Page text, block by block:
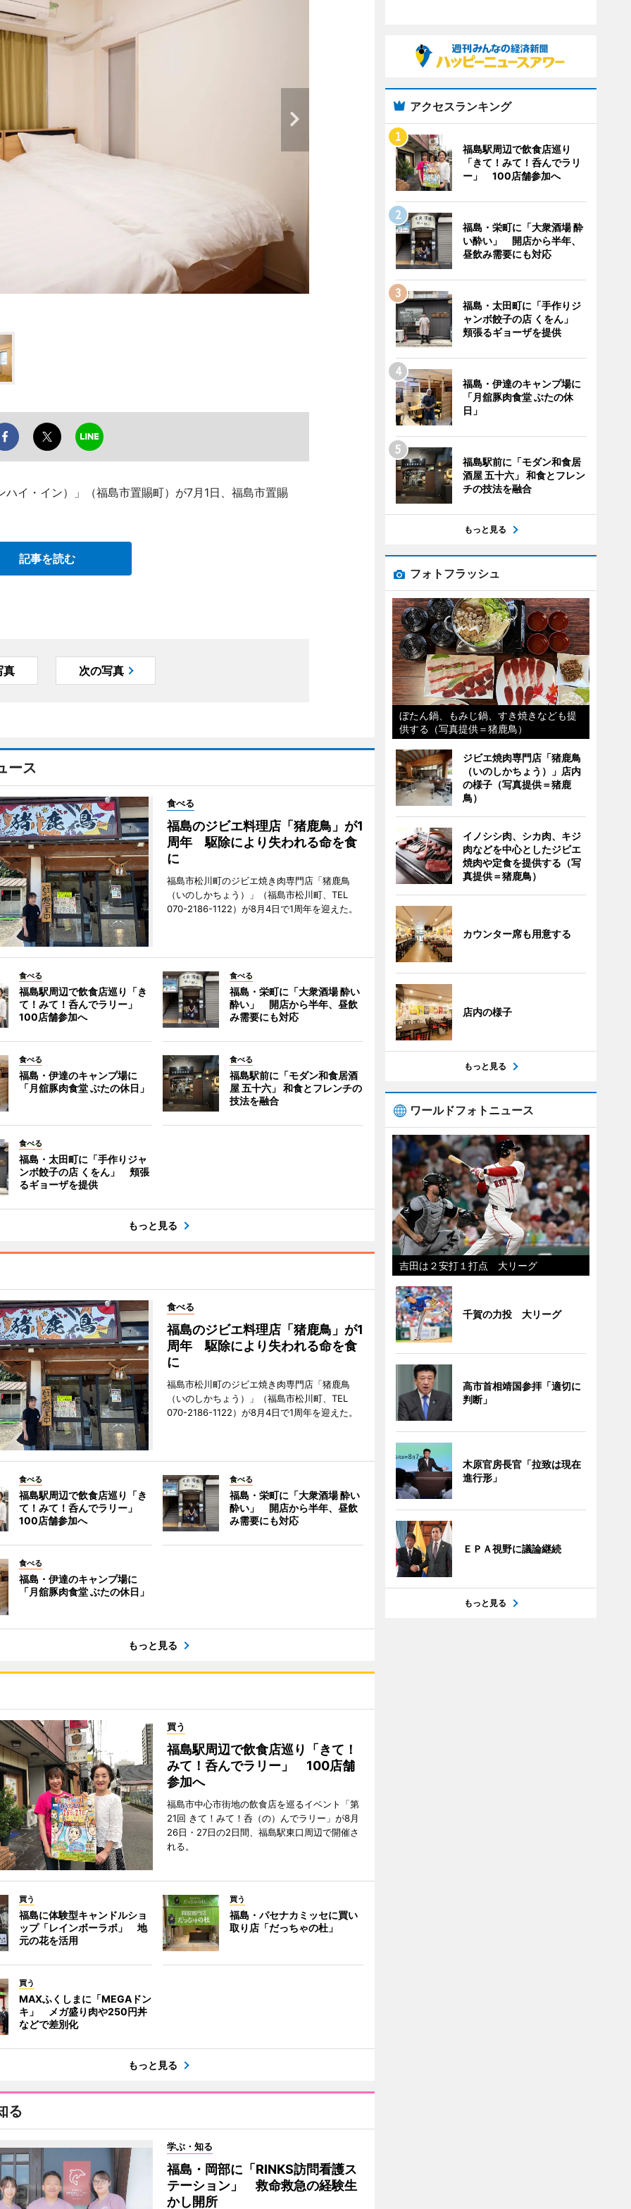
イ・イン）」（福島市置賜町）が7月1日、福島市置賜
記事を読む
真 次の写真
ース
食べる
福島のジビエ料理店「猪鹿鳥」が1
周年 駆除により失われる命を食
に
福島市松川町のジビエ焼き肉専門店「猪鹿鳥
（いのしかちょう）」（福島市松川町、TEL
070-2186-1122）が8月4日で1周年を迎えた。
食べる
福島駅周辺で飲食店巡り「き
て！みて！呑んでラリー」
100店舗参加へ
食べる
福島・栄町に「大衆酒場 酔い
酔い」 開店から半年、昼飲
み需要にも対応
食べる
福島・伊達のキャンプ場に
「月舘豚肉食堂 ぶたの休日」
食べる
福島駅前に「モダン和食居酒
屋 五十六」 和食とフレンチの
技法を融合
食べる
福島・太田町に「手作りジャ
ンボ餃子の店 くをん」 頬張
るギョーザを提供
もっと見る
食べる
福島のジビエ料理店「猪鹿鳥」が1
周年 駆除により失われる命を食
に
福島市松川町のジビエ焼き肉専門店「猪鹿鳥
（いのしかちょう）」（福島市松川町、TEL
070-2186-1122）が8月4日で1周年を迎えた。
食べる
福島駅周辺で飲食店巡り「き
て！みて！呑んでラリー」
100店舗参加へ
食べる
福島・栄町に「大衆酒場 酔い
酔い」 開店から半年、昼飲
み需要にも対応
食べる
福島・伊達のキャンプ場に
「月舘豚肉食堂 ぶたの休日」
もっと見る
買う
福島駅周辺で飲食店巡り「きて！
みて！呑んでラリー」 100店舗
参加へ
福島市中心市街地の飲食店を巡るイベント「第
21回 きて！みて！呑（の）んでラリー」が8月
26日・27日の2日間、福島駅東口周辺で開催さ
れる。
買う
福島に体験型キャンドルショ
ップ「レインボーラボ」 地
元の花を活用
買う
福島・パセナカミッセに買い
取り店「だっちゃの杜」
買う
MAXふくしまに「MEGAドン
キ」 メガ盛り肉や250円丼
などで差別化
もっと見る
る
学ぶ・知る
福島・岡部に「RINKS訪問看護ス
テーション」 救命救急の経験生
かし開所
アクセスランキング
福島駅周辺で飲食店巡り
「きて！みて！呑んでラリ
ー」 100店舗参加へ
福島・栄町に「大衆酒場 酔
い酔い」 開店から半年、
昼飲み需要にも対応
福島・太田町に「手作りジ
ャンボ餃子の店 くをん」
頬張るギョーザを提供
福島・伊達のキャンプ場に
「月舘豚肉食堂 ぶたの休
日」
福島駅前に「モダン和食居
酒屋 五十六」 和食とフレン
チの技法を融合
もっと見る
フォトフラッシュ
ぼたん鍋、もみじ鍋、すき焼きなども提
供する（写真提供＝猪鹿鳥）
ジビエ焼肉専門店「猪鹿鳥
（いのしかちょう）」店内
の様子（写真提供＝猪鹿
鳥）
イノシシ肉、シカ肉、キジ
肉などを中心としたジビエ
焼肉や定食を提供する（写
真提供＝猪鹿鳥）
カウンター席も用意する
店内の様子
もっと見る
ワールドフォトニュース
吉田は２安打１打点 大リーグ
千賀の力投 大リーグ
高市首相靖国参拝「適切に
判断」
木原官房長官「拉致は現在
進行形」
ＥＰＡ視野に議論継続
もっと見る